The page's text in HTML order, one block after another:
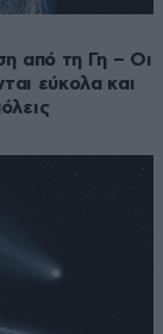
από τη Γη – Οι
εύκολα και